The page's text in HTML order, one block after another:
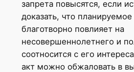
запрета повысятся, если
доказать, что
благотворно повлияет на
несовершеннолетнего и
соотносится с его
акт можно обжаловать в